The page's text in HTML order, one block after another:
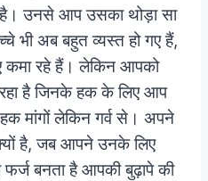
है। उनसे आप उसका थोड़ा सा
भी अब बहुत व्यस्त हो गए हैं,
कमा रहे हैं। लेकिन आपको
है जिनके हक के लिए आप
मांगों लेकिन गर्व से। अपने
है, जब आपने उनके लिए
बनता है आपकी बुढ़ापे की